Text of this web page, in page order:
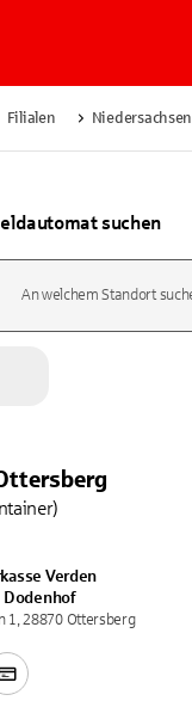
Filialen Niedersachsen
suchen
Verden
Dodenhof
1, 28870 Ottersberg